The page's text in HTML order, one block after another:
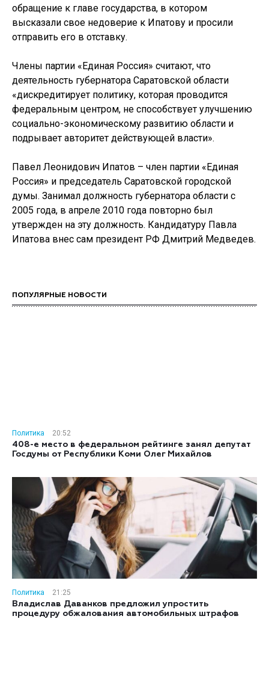
обращение к главе государства, в котором
высказали свое недоверие к Ипатову и просили
отправить его в отставку.
Члены партии «Единая Россия» считают, что
деятельность губернатора Саратовской области
«дискредитирует политику, которая проводится
федеральным центром, не способствует улучшению
социально-экономическому развитию области и
подрывает авторитет действующей власти».
Павел Леонидович Ипатов – член партии «Единая
Россия» и председатель Саратовской городской
думы. Занимал должность губернатора области с
2005 года, в апреле 2010 года повторно был
утвержден на эту должность. Кандидатуру Павла
Ипатова внес сам президент РФ Дмитрий Медведев.
ПОПУЛЯРНЫЕ НОВОСТИ
Политика
20:52
408-е место в федеральном рейтинге занял депутат
Госдумы от Республики Коми Олег Михайлов
Политика
21:25
Владислав Даванков предложил упростить
процедуру обжалования автомобильных штрафов